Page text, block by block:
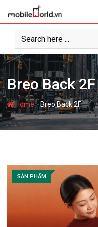
t
o
c
o
n
t
e
Breo Back 2F
Home-Breo Back 2F
SẢN PHẨM